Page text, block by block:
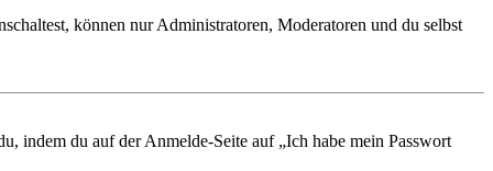
können nur Administratoren, Moderatoren und du selbst
indem du auf der Anmelde-Seite auf „Ich habe mein Passwort